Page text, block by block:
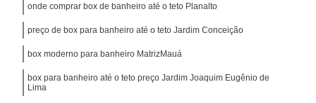
onde comprar box de banheiro até o teto Planalto
preço de box para banheiro até o teto Jardim Conceição
box moderno para banheiro MatrizMauá
box para banheiro até o teto preço Jardim Joaquim Eugênio de
Lima